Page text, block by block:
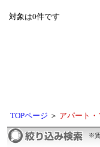
対象は0件です
TOPページ ＞ アパート
※賃